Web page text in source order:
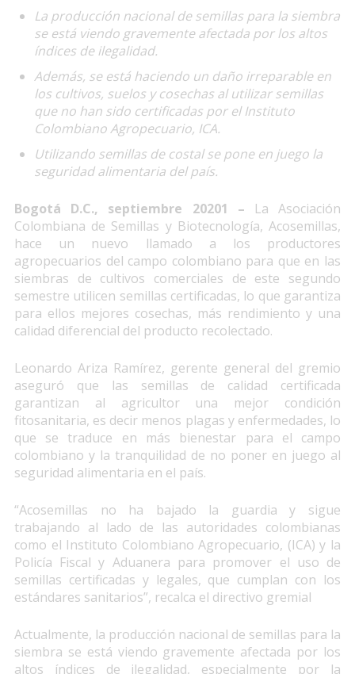
La producción nacional de semillas para la siembra
se está viendo gravemente afectada por los altos
índices de ilegalidad.
Además, se está haciendo un daño irreparable en
los cultivos, suelos y cosechas al utilizar semillas
que no han sido certificadas por el Instituto
Colombiano Agropecuario, ICA.
Utilizando semillas de costal se pone en juego la
seguridad alimentaria del país.
Bogotá D.C., septiembre 20201 – La Asociación
Colombiana de Semillas y Biotecnología, Acosemillas,
hace un nuevo llamado a los productores
agropecuarios del campo colombiano para que en las
siembras de cultivos comerciales de este segundo
semestre utilicen semillas certificadas, lo que garantiza
para ellos mejores cosechas, más rendimiento y una
calidad diferencial del producto recolectado.
Leonardo Ariza Ramírez, gerente general del gremio
aseguró que las semillas de calidad certificada
garantizan al agricultor una mejor condición
fitosanitaria, es decir menos plagas y enfermedades, lo
que se traduce en más bienestar para el campo
colombiano y la tranquilidad de no poner en juego al
seguridad alimentaria en el país.
“Acosemillas no ha bajado la guardia y sigue
trabajando al lado de las autoridades colombianas
como el Instituto Colombiano Agropecuario, (ICA) y la
Policía Fiscal y Aduanera para promover el uso de
semillas certificadas y legales, que cumplan con los
estándares sanitarios”, recalca el directivo gremial
Actualmente, la producción nacional de semillas para la
siembra se está viendo gravemente afectada por los
altos índices de ilegalidad, especialmente por la